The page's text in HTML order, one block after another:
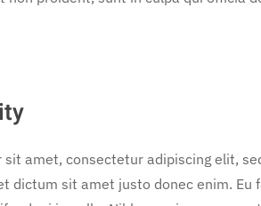
sit amet, consectetur adipiscing elit,
dictum sit amet justo donec enim.